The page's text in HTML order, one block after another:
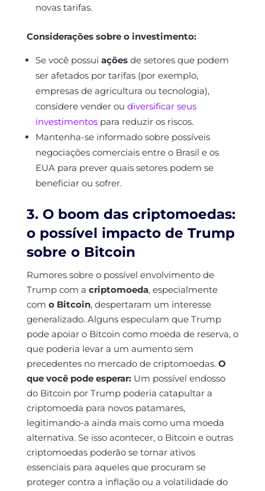
novas tarifas.
Considerações sobre o investimento:
Se você possui açõesde setores que podem
ser afetados por tarifas (por exemplo,
empresas de agricultura ou tecnologia),
considere vender ou diversificar seus
investimentospara reduzir os riscos.
Mantenha-se informado sobre possíveis
negociações comerciais entre o Brasil e os
EUA para prever quais setores podem se
beneficiar ou sofrer.
3. O boom das criptomoedas:
o possível impacto de Trump
sobre o Bitcoin
Rumores sobre o possível envolvimento de
Trump com a criptomoeda, especialmente
com o Bitcoin, despertaram um interesse
generalizado. Alguns especulam que Trump
pode apoiar o Bitcoin como moeda de reserva, o
que poderia levar a um aumento sem
precedentes no mercado de criptomoedas. O
que você pode esperar:Um possível endosso
do Bitcoin por Trump poderia catapultar a
criptomoeda para novos patamares,
legitimando-a ainda mais como uma moeda
alternativa. Se isso acontecer, o Bitcoin e outras
criptomoedas poderão se tornar ativos
essenciais para aqueles que procuram se
proteger contra a inflação ou a volatilidade do